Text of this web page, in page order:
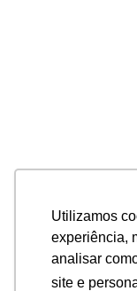
Utilizamos
experiência,
analisar
site e